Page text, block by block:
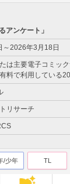
アンケート」
2026年3月18日
は主要電子コミッ
料で利用している
リサーチ
/少年 TL